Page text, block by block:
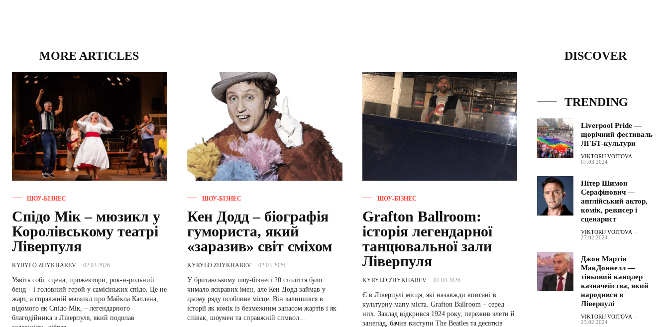
MORE ARTICLES
ШОУ-БІЗНЕС
Спідо Мік – мюзикл у
Королівському театрі
Ліверпуля
KYRYLO ZHYKHAREV - 02.03.2026
Уявіть собі: сцена, прожектори, рок-н-рольний
бенд – і головний герой у самісіньких спідо. Це не
жарт, а справжній мюзикл про Майкла Каллена,
відомого як Спідо Мік, – легендарного
благодійника з Ліверпуля, який подолав
ШОУ-БІЗНЕС
Кен Додд – біографія
гумориста, який
«заразив» світ сміхом
KYRYLO ZHYKHAREV - 02.03.2026
У британському шоу-бізнесі 20 століття було
чимало яскравих імен, але Кен Додд займав у
цьому ряду особливе місце. Він залишився в
історії як комік із безмежним запасом жартів і як
співак, шоумен та справжній символ...
ШОУ-БІЗНЕС
Grafton Ballroom:
історія легендарної
танцювальної зали
Ліверпуля
KYRYLO ZHYKHAREV - 02.03.2026
Є в Ліверпулі місця, які назавжди вписані в
культурну мапу міста. Grafton Ballroom – серед
них. Заклад відкрився 1924 року, пережив злети й
занепад, бачив виступи The Beatles та десятків
DISCOVER
TRENDING
Liverpool Pride —
щорічний фестиваль
ЛГБТ-культури
VIKTORIJ VOITOVA -
07.03.2024
Пітер Шимон
Серафінович —
англійський актор,
комік, режисер і
сценарист
VIKTORIJ VOITOVA -
27.02.2024
Джон Мартін
МакДоннелл —
тіньовий канцлер
казначейства, який
народився в
Ліверпулі
VIKTORIJ VOITOVA -
23.02.2024